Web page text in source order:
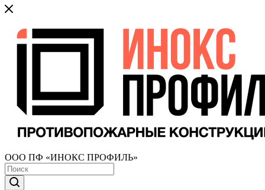
ООО ПФ «ИНОКС ПРОФИЛЬ»